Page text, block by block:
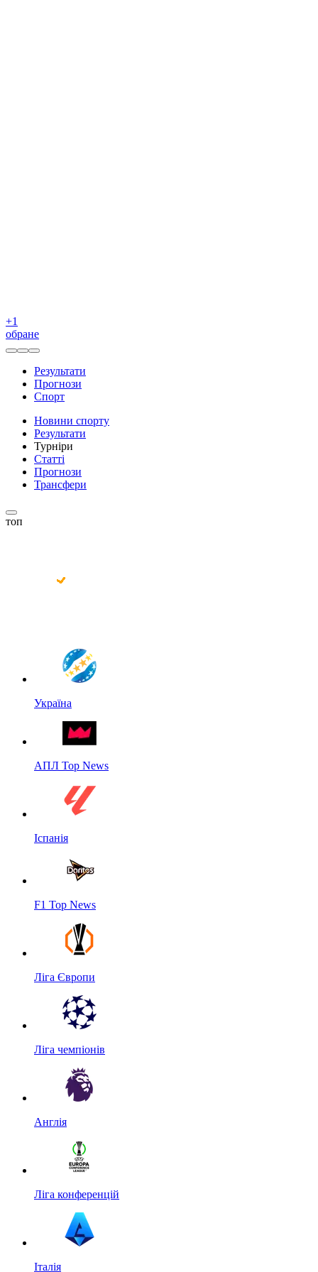
+1
обране
Результати
Прогнози
Спорт
Новини спорту
Результати
Турніри
Статті
Прогнози
Трансфери
топ
Україна
АПЛ Top News
Іспанія
F1 Top News
Ліга Європи
Ліга чемпіонів
Англія
Ліга конференцій
Італія